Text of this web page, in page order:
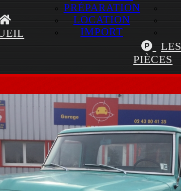
PRÉPARATION
LOCATION
IMPORT
LES
PIÈCES